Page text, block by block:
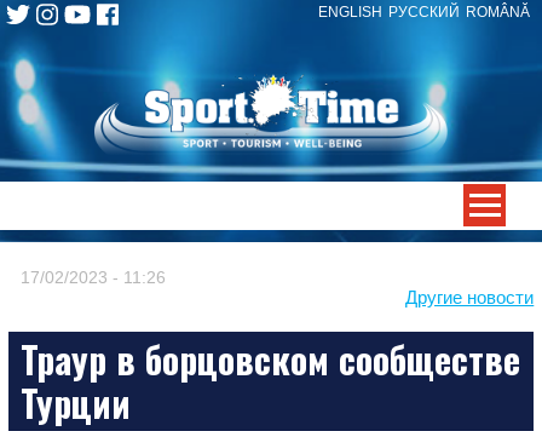
ENGLISH РУССКИЙ ROMÂNĂ
Skip
to
content
Другие новости
17/02/2023 - 11:26
Траур в борцовском сообществе
Турции